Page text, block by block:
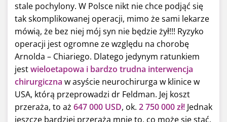
stale pochylony. W Polsce nikt nie chce podjąć się
tak skomplikowanej operacji, mimo że sami lekarze
mówią, że bez niej mój syn nie będzie żył!!! Ryzyko
operacji jest ogromne ze względu na chorobę
Arnolda – Chiariego. Dlatego jedynym ratunkiem
jestwieloetapowa i bardzo trudna interwencja
chirurgiczna w asyście neurochirurga w klinice w
USA, którą przeprowadzi dr Feldman. Jej koszt
przeraża, to aż 647 000 USD, ok. 2 750 000 zł! Jednak
jeszcze bardziej przeraża mnie to, co może się stać,